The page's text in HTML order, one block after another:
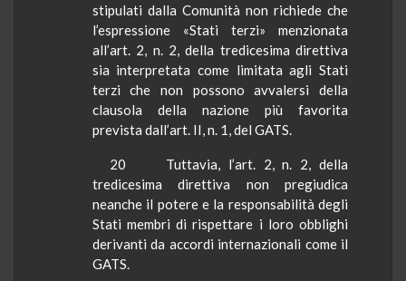
stipulati dalla Comunità non richiede che
l’espressione «Stati terzi» menzionata
all’art. 2, n. 2, della tredicesima direttiva
sia interpretata come limitata agli Stati
terzi che non possono avvalersi della
clausola della nazione più favorita
prevista dall’art. II, n. 1, del GATS.
20
Tuttavia, l’art. 2, n. 2, della
tredicesima direttiva non pregiudica
neanche il potere e la responsabilità degli
Stati membri di rispettare i loro obblighi
derivanti da accordi internazionali come il
GATS.